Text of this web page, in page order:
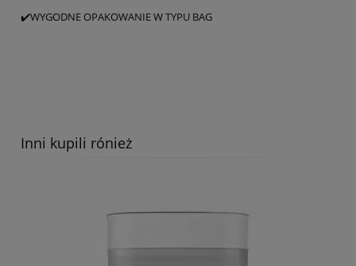
✔️WYGODNE OPAKOWANIE W TYPU BAG
Inni kupili rónież